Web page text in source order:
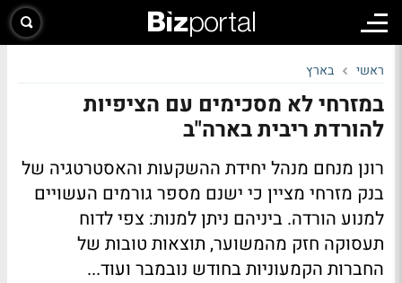
ראשי בארץ
במזרחי לא מסכימים עם הציפיות
להורדת ריבית בארה"ב
רונן מנחם מנהל יחידת ההשקעות והאסטרטגיה של
בנק מזרחי מציין כי ישנם מספר גורמים העשויים
למנוע הורדה. ביניהם ניתן למנות: צפי לדוח
תעסוקה חזק מהמשוער, תוצאות טובות של
החברות הקמעוניות בחודש נובמבר ועוד...